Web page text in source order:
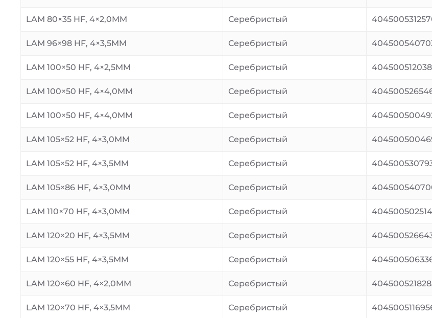
LAM 80×35 HF, 4×2,0MM Серебристый
LAM 96×98 HF, 4×3,5MM Серебристый
LAM 100×50 HF, 4×2,5MM Серебристый
LAM 100×50 HF, 4×4,0MM Серебристый
LAM 100×50 HF, 4×4,0MM Серебристый
LAM 105×52 HF, 4×3,0MM Серебристый
LAM 105×52 HF, 4×3,5MM Серебристый
LAM 105×86 HF, 4×3,0MM Серебристый
LAM 110×70 HF, 4×3,0MM Серебристый
LAM 120×20 HF, 4×3,5MM Серебристый
LAM 120×55 HF, 4×3,5MM Серебристый
LAM 120×60 HF, 4×2,0MM Серебристый
LAM 120×70 HF, 4×3,5MM Серебристый